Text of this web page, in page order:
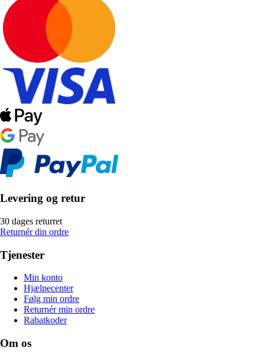
Levering og retur
30 dages returret
Returnér din ordre
Tjenester
Min konto
Hjælpecenter
Følg min ordre
Returnér min ordre
Rabatkoder
Om os